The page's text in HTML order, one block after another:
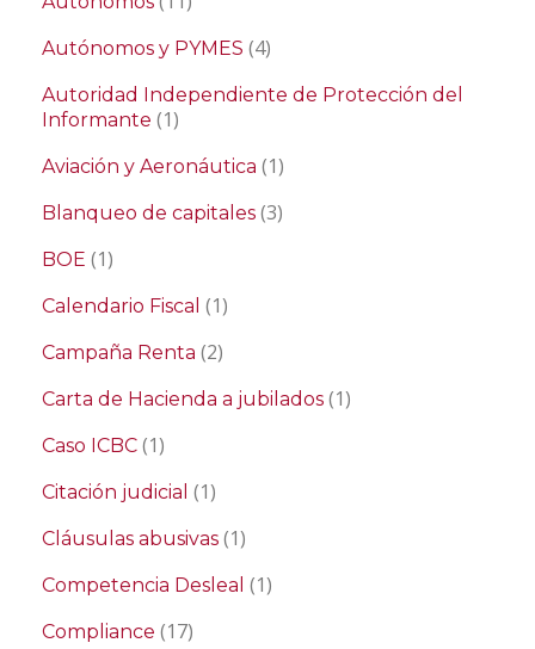
Autónomos y PYMES (4)
Autoridad Independiente de Protección del
Informante (1)
Aviación y Aeronáutica (1)
Blanqueo de capitales (3)
BOE (1)
Calendario Fiscal (1)
Campaña Renta (2)
Carta de Hacienda a jubilados (1)
Caso ICBC (1)
Citación judicial (1)
Cláusulas abusivas (1)
Competencia Desleal (1)
Compliance (17)